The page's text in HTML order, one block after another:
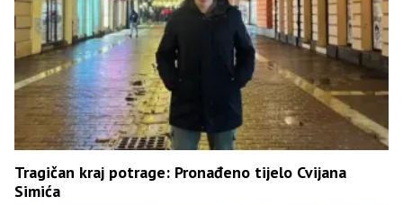
Tragičan kraj potrage: Pronađeno tijelo Cvijana
Simića